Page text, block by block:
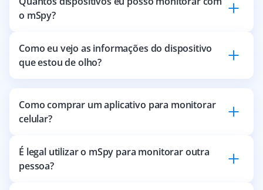
o mSpy?
Como eu vejo as informações do dispositivo
que estou de olho?
Como comprar um aplicativo para monitorar
celular?
É legal utilizar o mSpy para monitorar outra
pessoa?